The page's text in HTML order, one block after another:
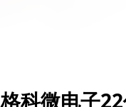
格科微电子